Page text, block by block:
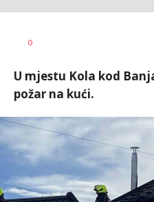
AUTOR
0
U mjestu Kola kod
požar na kući.